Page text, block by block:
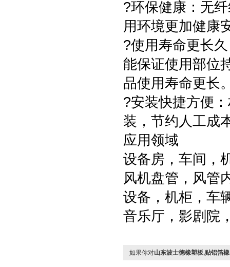
?环保健康：无
用环境更加健康
?使用寿命更长
能保证使用部位
品使用寿命更长
?安装快捷方便
装，节约人工成
应用领域
设备房，车间，
风机盘管，风管
设备，机柜，车
音乐厅，影剧院
如果你对山东波士德橡塑板,贴铝箔